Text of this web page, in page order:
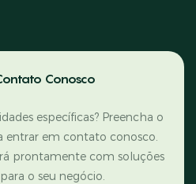
Conosco
específicas? Preencha o
entrar em contato conosco.
prontamente com soluções
o seu negócio.